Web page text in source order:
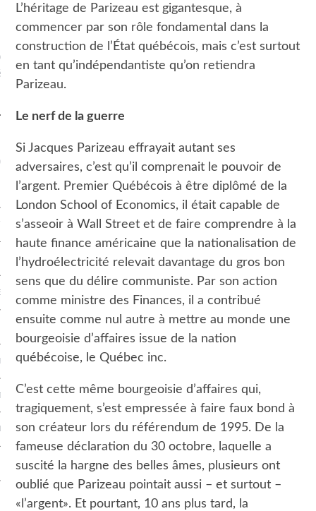
PQ Marie-Victorin -
de Simon-Pierre
Savard-Tremblay
RUBRIQUES
VIDÉO
FÉDÉRAL
QUÉBÉCOISE
NATIONALE
L’héritage de Parizeau est gigantesque, à
commencer par son rôle fondamental dans la
construction de l’État québécois, mais c’est surtout
en tant qu’indépendantiste qu’on retiendra
Parizeau.
Le nerf de la guerre
Si Jacques Parizeau effrayait autant ses
adversaires, c’est qu’il comprenait le pouvoir de
l’argent. Premier Québécois à être diplômé de la
London School of Economics, il était capable de
s’asseoir à Wall Street et de faire comprendre à la
haute finance américaine que la nationalisation de
l’hydroélectricité relevait davantage du gros bon
sens que du délire communiste. Par son action
comme ministre des Finances, il a contribué
ensuite comme nul autre à mettre au monde une
bourgeoisie d’affaires issue de la nation
québécoise, le Québec inc.
C’est cette même bourgeoisie d’affaires qui,
tragiquement, s’est empressée à faire faux bond à
son créateur lors du référendum de 1995. De la
fameuse déclaration du 30 octobre, laquelle a
suscité la hargne des belles âmes, plusieurs ont
oublié que Parizeau pointait aussi – et surtout –
«l’argent». Et pourtant, 10 ans plus tard, la